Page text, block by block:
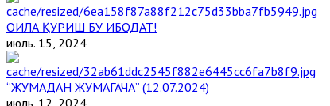
ОИЛА ҚУРИШ БУ ИБОДАТ!
июль. 15, 2024
“ЖУМАДАН ЖУМАГАЧА” (12.07.2024)
июль. 12, 2024